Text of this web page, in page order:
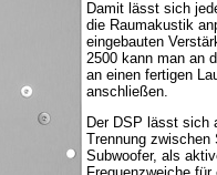
Damit lässt sich
die Raumakustik
eingebauten
2500 kann man an
an einen fertigen
anschließen.
Der DSP lässt sich
Trennung zwischen
Subwoofer, als